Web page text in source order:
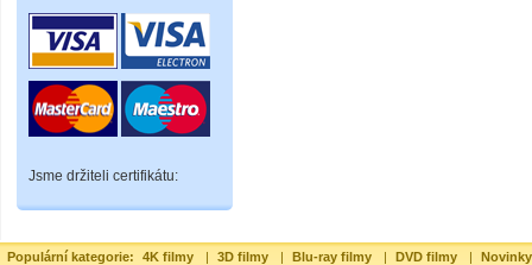
Jsme držiteli certifikátu:
Populární kategorie: 4K filmy | 3D filmy | Blu-ray filmy | DVD filmy |